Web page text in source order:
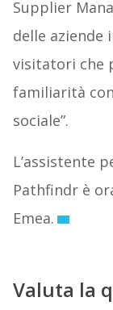
Supplier
delle aziende
visitatori che
familiarità
sociale”.
L’assistente
Pathfindr è
Emea.
Valuta la